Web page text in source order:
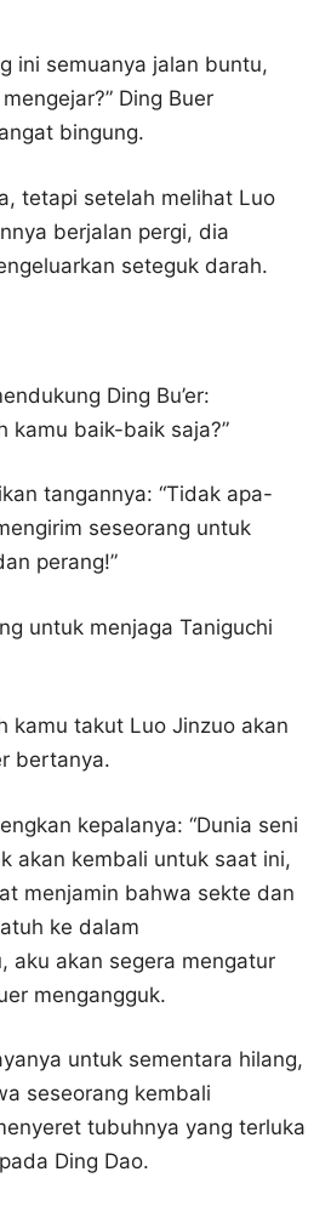
ini semuanya jalan buntu,
Ding Buer
bingung.
tetapi setelah melihat Luo
berjalan pergi, dia
seteguk darah.
Ding Bu’er:
kamu baik-baik saja?”
tangannya: “Tidak apa-
seseorang untuk
perang!”
untuk menjaga Taniguchi
kamu takut Luo Jinzuo akan
bertanya.
kepalanya: “Dunia seni
akan kembali untuk saat ini,
menjamin bahwa sekte dan
ke dalam
aku akan segera mengatur
mengangguk.
untuk sementara hilang,
seseorang kembali
tubuhnya yang terluka
Ding Dao.